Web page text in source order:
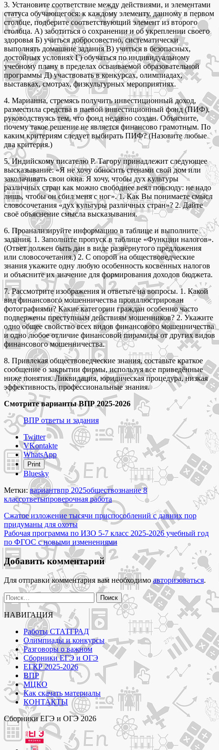
3. Установите соответствие между действиями, и элементами
статуса обучающегося: к каждому элементу, данному в первом
столбце, подберите соответствующий элемент из второго
столбца. А) заботиться о сохранении и об укреплении своего
здоровья Б) учиться добросовестно, систематически
выполнять домашние задания В) учиться в безопасных,
достойных условиях Г) обучаться по индивидуальному
учебному плану в пределах осваиваемой образовательной
программы Д) участвовать в конкурсах, олимпиадах,
выставках, смотрах, физкультурных мероприятиях.
4. Марианна, стремясь получить инвестиционный доход,
разместила средства в паевой инвестиционный фонд (ПИФ),
руководствуясь тем, что фонд недавно создан. Объясните,
почему такое решение не является финансово грамотным. По
каким критериям следует выбирать ПИФ? (Назовите любые
два критерия.)
5. Индийскому писателю Р. Тагору принадлежит следующее
высказывание: «Я не хочу обносить стенами свой дом или
заколачивать свои окна. Я хочу, чтобы дух культуры
различных стран как можно свободнее веял повсюду: не надо
лишь, чтобы он сбил меня с ног». 1. Как Вы понимаете смысл
словосочетания «дух культуры различных стран»? 2. Дайте
своё объяснение смысла высказывания.
6. Проанализируйте информацию в таблице и выполните
задания. 1. Заполните пропуск в таблице «Функции налогов».
(Ответ должен быть дан в виде развёрнутого предложения
или словосочетания.) 2. С опорой на обществоведческие
знания укажите одну любую особенность косвенных налогов
и объясните их значение для формирования доходов бюджета.
7. Рассмотрите изображения и ответьте на вопросы. 1. Какой
вид финансового мошенничества проиллюстрирован
фотографиями? Какие категории граждан особенно часто
подвержены преступным действиям мошенников? 2. Укажите
одно общее свойство всех видов финансового мошенничества
и одно любое отличие финансовой пирамиды от других видов
финансового мошенничества.
8. Привлекая обществоведческие знания, составьте краткое
сообщение о закрытии фирмы, используя все приведённые
ниже понятия. Ликвидация, юридическая процедура, низкая
эффективность, профессиональные знания.
Смотрите варианты ВПР 2025-2026
ВПР ответы и задания
Share
post
"Варианты
ВПР
2026
по
обществознанию
8
класс
задания
с
ответами
и
решением"
Twitter
VKontakte
WhatsApp
Print
Bluesky
Метки:вариантвпр 2025обществознание 8
классответыпроверочная работа
Навигация
по
записям
Сжатое изложение тысячи приспособлений с давних пор
придуманы для охоты
Рабочая программа по ИЗО 5-7 класс 2025-2026 учебный год
по ФГОС с новыми изменениями
Добавить комментарий
Для отправки комментария вам необходимоавторизоваться.
Найти:
НАВИГАЦИЯ
Работы СТАТГРАД
Олимпиады и конкурсы
Разговоры о важном
Сборники ЕГЭ и ОГЭ
ЕГКР 2025-2026
ВПР
МЦКО
Как скачать материалы
КОНТАКТЫ
Сборники ЕГЭ и ОГЭ 2026